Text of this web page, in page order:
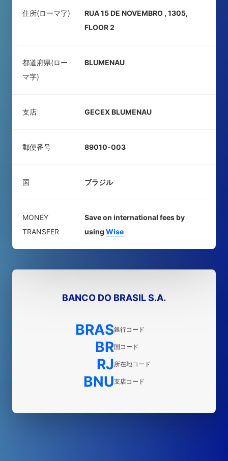
住所(ローマ字)
RUA 15 DE NOVEMBRO , 1305,
FLOOR 2
都道府県(ロー
マ字)
BLUMENAU
支店 GECEX BLUMENAU
郵便番号 89010-003
国 ブラジル
MONEY
TRANSFER
Save on international fees by
using Wise
BANCO DO BRASIL S.A.
BRAS銀行コード
BR国コード
RJ所在地コード
BNU支店コード